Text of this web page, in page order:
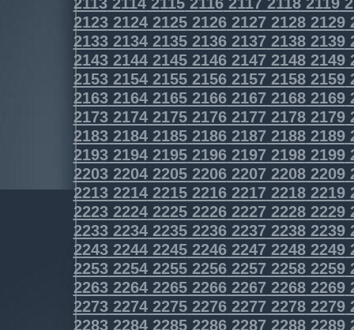
2123212421252126212721282129
2133213421352136213721382139
2143214421452146214721482149
2153215421552156215721582159
2163216421652166216721682169
2173217421752176217721782179
2183218421852186218721882189
2193219421952196219721982199
2203220422052206220722082209
2213221422152216221722182219
2223222422252226222722282229
2233223422352236223722382239
2243224422452246224722482249
2253225422552256225722582259
2263226422652266226722682269
2273227422752276227722782279
2283228422852286228722882289